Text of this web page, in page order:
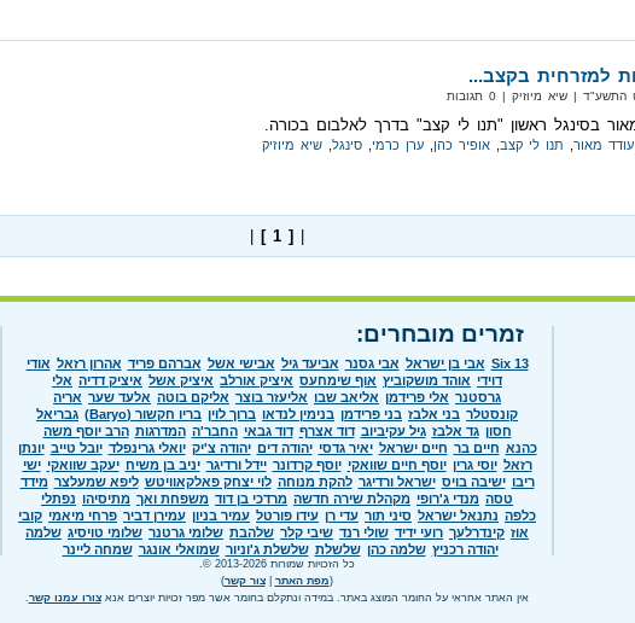
למזרחית בקצב...
| שיא מיוזיק‏ | 0 תגובות
בסינגל ראשון "תנו לי קצב" בדרך לאלבום בכורה.
עודד מאור תנו לי קצב אופיר כהן ערן כרמי סינגל שיא מיוזיק
[ 1 ]
זמרים מובחרים:
Six 13 אבי בן ישראל אבי גסנר אביעד גיל אבישי אשל אברהם פריד אהרון רזאל אודי
דוידי אוהד מושקוביץ אוף שימחעס איציק אורלב איציק אשל איציק דדיה אלי
גרסטנר אלי פרידמן אליאב שבו אליעזר בוצר אליקם בוטה אלעד שער אריה
קונסטלר בני אלבז בני פרידמן בנימין לנדאו ברוך לוין בריו חקשור (Baryo)
גבריאל
חסון גד אלבז גיל עקיביוב דוד אצרף דוד גבאי החבר'ה המדרגות הרב יוסף משה
כהנא חיים בר חיים ישראל יאיר גדסי יהודה דים יהודה צ'יק יואלי גרינפלד יובל טייב יונתן
רזאל יוסי גרין יוסף חיים שוואקי יוסף קרדונר יידל ורדיגר יניב בן משיח יעקב שוואקי ישי
ריבו ישיבה בויס ישראל ורדיגר להקת מנוחה לוי יצחק פאלקאוויטש ליפא שמעלצר מידד
טסה מנדי ג'רופי מקהלת שירה חדשה מרדכי בן דוד משפחת ואך מתיסיהו נפתלי
כלפה נתנאל ישראל סיני תור עדי רן עידו פורטל עמיר בניון עמירן דביר פרחי מיאמי קובי
אוז קינדרלעך רועי ידיד שולי רנד שיבי קלר שלהבת שלומי גרטנר שלומי טויסיג שלמה
יהודה רכניץ שלמה כהן שלשלת שלשלת ג'וניור שמואלי אונגר שמחה ליינר
כל הזכויות שמורות 2013-2026 ©.
(מפת האתר |צור קשר)
אין האתר אחראי על החומר המוצג באתר. במידה ונתקלם בחומר אשר מפר זכויות יוצרים אנאצורו עמנו קשר.